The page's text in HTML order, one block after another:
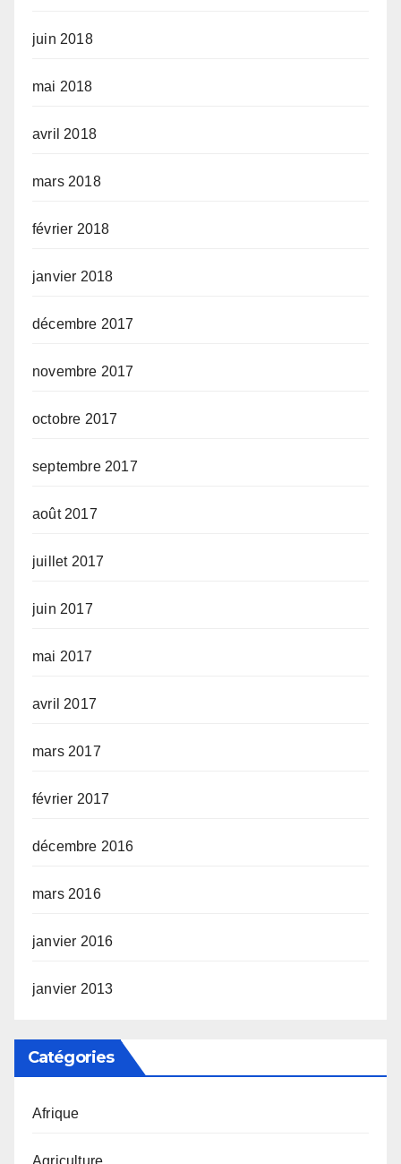
juin 2018
mai 2018
avril 2018
mars 2018
février 2018
janvier 2018
décembre 2017
novembre 2017
octobre 2017
septembre 2017
août 2017
juillet 2017
juin 2017
mai 2017
avril 2017
mars 2017
février 2017
décembre 2016
mars 2016
janvier 2016
janvier 2013
Catégories
Afrique
Agriculture